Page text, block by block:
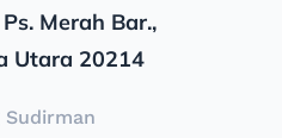
Merah Bar.,
Utara 20214
Sudirman